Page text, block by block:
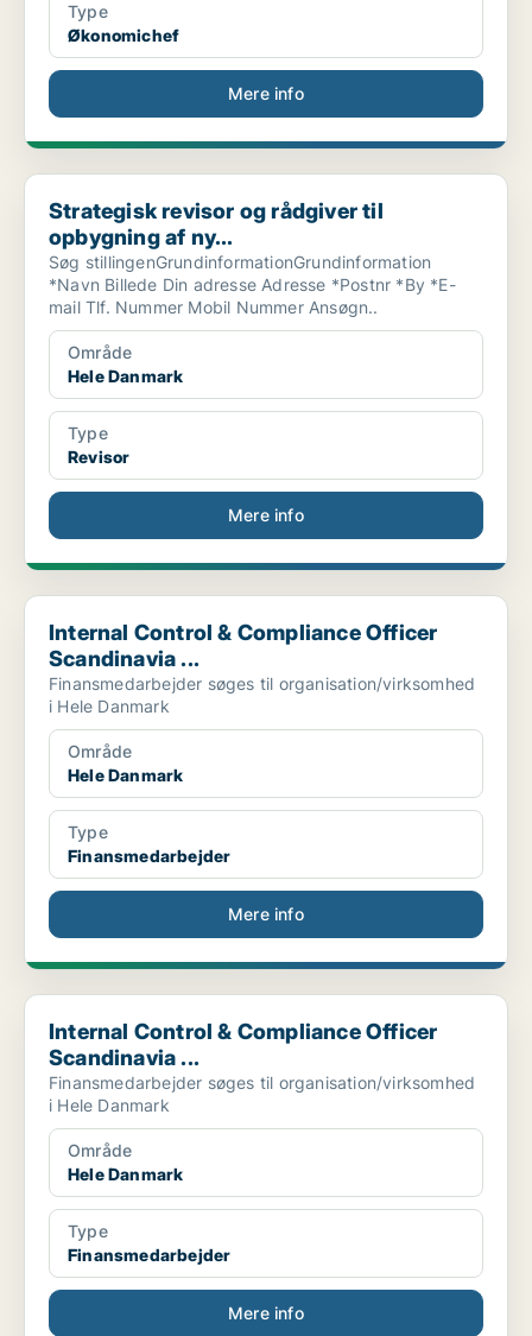
Type
Økonomichef
Mere info
Strategisk revisor og rådgiver til opbygning af ny...
Strategisk revisor og rådgiver til
opbygning af ny...
Søg stillingenGrundinformationGrundinformation
*Navn Billede Din adresse Adresse *Postnr *By *E-
mail Tlf. Nummer Mobil Nummer Ansøgn..
Område
Hele Danmark
Type
Revisor
Mere info
Internal Control & Compliance Officer Scandinavia ...
Internal Control & Compliance Officer
Scandinavia ...
Finansmedarbejder søges til organisation/virksomhed
i Hele Danmark
Område
Hele Danmark
Type
Finansmedarbejder
Mere info
Internal Control & Compliance Officer Scandinavia ...
Internal Control & Compliance Officer
Scandinavia ...
Finansmedarbejder søges til organisation/virksomhed
i Hele Danmark
Område
Hele Danmark
Type
Finansmedarbejder
Mere info